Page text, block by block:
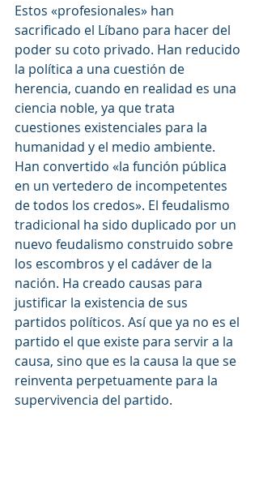
Estos «profesionales» han
sacrificado el Líbano para hacer del
poder su coto privado. Han reducido
la política a una cuestión de
herencia, cuando en realidad es una
ciencia noble, ya que trata
cuestiones existenciales para la
humanidad y el medio ambiente.
Han convertido «la función pública
en un vertedero de incompetentes
de todos los credos». El feudalismo
tradicional ha sido duplicado por un
nuevo feudalismo construido sobre
los escombros y el cadáver de la
nación. Ha creado causas para
justificar la existencia de sus
partidos políticos. Así que ya no es el
partido el que existe para servir a la
causa, sino que es la causa la que se
reinventa perpetuamente para la
supervivencia del partido.